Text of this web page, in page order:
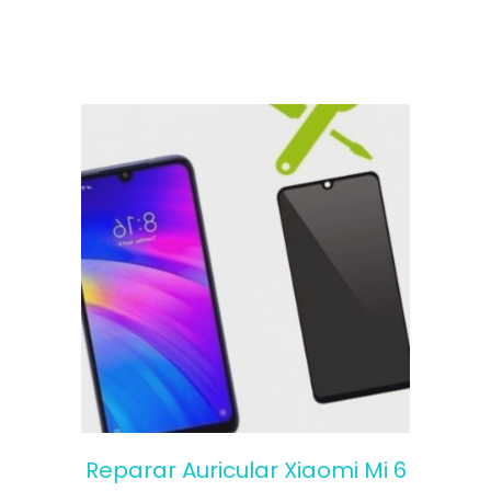
Reparar Auricular Xiaomi Mi 6